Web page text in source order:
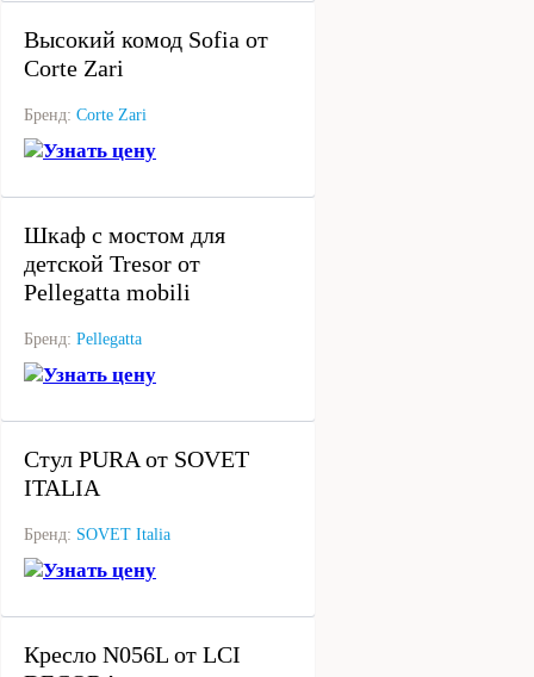
Высокий комод Sofia от
Corte Zari
Бренд: Corte Zari
Узнать цену
Шкаф с мостом для
детской Tresor от
Pellegatta mobili
Бренд: Pellegatta
Узнать цену
Стул PURA от SOVET
ITALIA
Бренд: SOVET Italia
Узнать цену
Кресло N056L от LCI